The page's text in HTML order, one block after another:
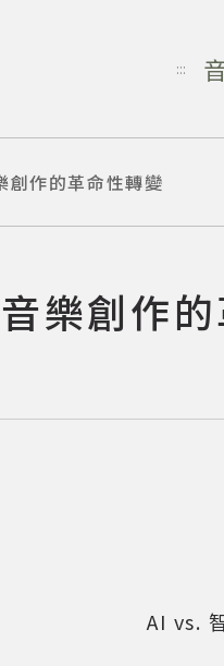
:::
作的革命性轉變
樂創作
AI vs.